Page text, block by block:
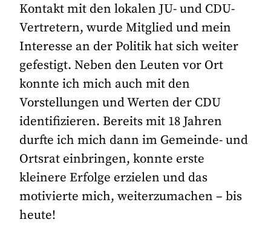
Kontakt mit den lokalen JU- und CDU-
Vertretern, wurde Mitglied und mein
Interesse an der Politik hat sich weiter
gefestigt. Neben den Leuten vor Ort
konnte ich mich auch mit den
Vorstellungen und Werten der CDU
identifizieren. Bereits mit 18 Jahren
durfte ich mich dann im Gemeinde- und
Ortsrat einbringen, konnte erste
kleinere Erfolge erzielen und das
motivierte mich, weiterzumachen – bis
heute!